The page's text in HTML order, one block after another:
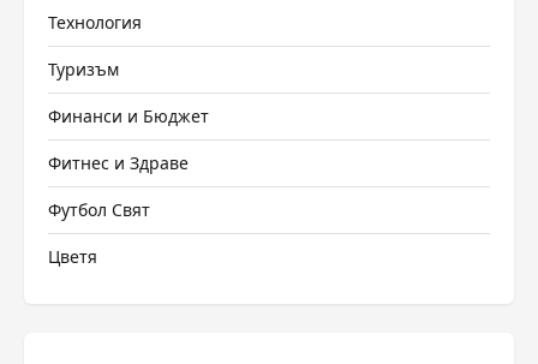
Технология
Туризъм
Финанси и Бюджет
Фитнес и Здраве
Футбол Свят
Цветя